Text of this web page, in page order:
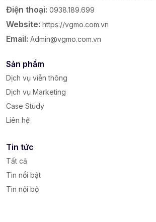
Điện thoại: 0938.189.699
Website: https://vgmo.com.vn
Email: Admin@vgmo.com.vn
Sản phẩm
Dịch vụ viễn thông
Dịch vụ Marketing
Case Study
Liên hệ
Tin tức
Tất cả
Tin nổi bật
Tin nội bộ